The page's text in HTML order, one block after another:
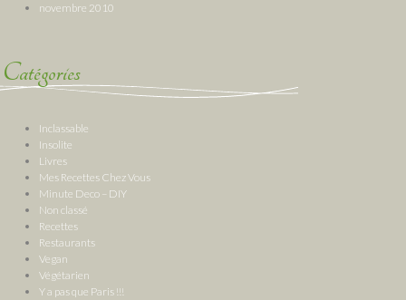
novembre 2010
Catégories
Inclassable
Insolite
Livres
Mes Recettes Chez Vous
Minute Deco – DIY
Non classé
Recettes
Restaurants
Vegan
Végétarien
Y a pas que Paris !!!